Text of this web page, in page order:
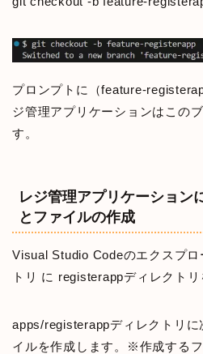
プロンプトに（feature-
ジ管理アプリケーションはこの
す。
レジ管理アプリケーション
とファイルの作成
Visual Studio Codeのエクスプ
トリ に registerappディレクトリ
apps/registerappディレクトリに
イルを作成します。※作成する